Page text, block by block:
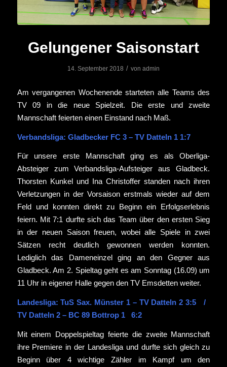
Gelungener Saisonstart
14. September 2018 / von admin
Am vergangenen Wochenende starteten alle Teams des
TV 09 in die neue Spielzeit. Die erste und zweite
Mannschaft feierten einen Einstand nach Maß.
Verbandsliga: Gladbecker FC 3 – TV Datteln 1 1:7
Für unsere erste Mannschaft ging es als Oberliga-
Absteiger zum Verbandsliga-Aufsteiger aus Gladbeck.
Thorsten Kunkel und Ina Christoffer standen nach ihren
Verletzungen in der Vorsaison erstmals wieder auf dem
Feld und konnten direkt zu Beginn ein Erfolgserlebnis
feiern. Mit 7:1 durfte sich das Team über den ersten Sieg
in der neuen Saison freuen, wobei alle Spiele in zwei
Sätzen recht deutlich gewonnen werden konnten.
Lediglich das Dameneinzel ging an den Gegner aus
Gladbeck. Am 2. Spieltag geht es am Sonntag (16.09) um
11 Uhr in eigener Halle gegen den TV Emsdetten weiter.
Landesliga: TuS Sax. Münster 1 – TV Datteln 2 3:5 /
TV Datteln 2 – BC 89 Bottrop 1 6:2
Mit einem Doppelspieltag feierte die zweite Mannschaft
ihre Premiere in der Landesliga und durfte sich gleich zu
Beginn über 4 wichtige Zähler im Kampf um den